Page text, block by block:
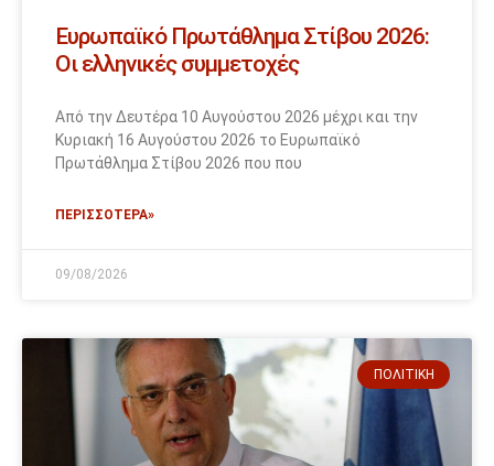
Ευρωπαϊκό Πρωτάθλημα Στίβου 2026:
Οι ελληνικές συμμετοχές
Από την Δευτέρα 10 Αυγούστου 2026 μέχρι και την
Κυριακή 16 Αυγούστου 2026 το Ευρωπαϊκό
Πρωτάθλημα Στίβου 2026 που που
ΠΕΡΙΣΣΟΤΕΡΑ»
09/08/2026
ΠΟΛΙΤΙΚΉ